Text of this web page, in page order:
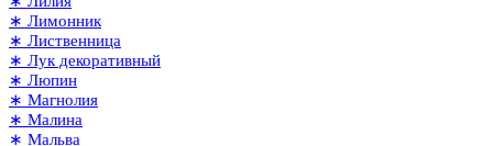
∗ Лимонник
∗ Лиственница
∗ Лук декоративный
∗ Люпин
∗ Магнолия
∗ Малина
∗ Мальва